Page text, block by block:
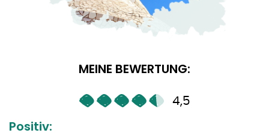
MEINE BEWERTUNG:
4,5
Positiv: